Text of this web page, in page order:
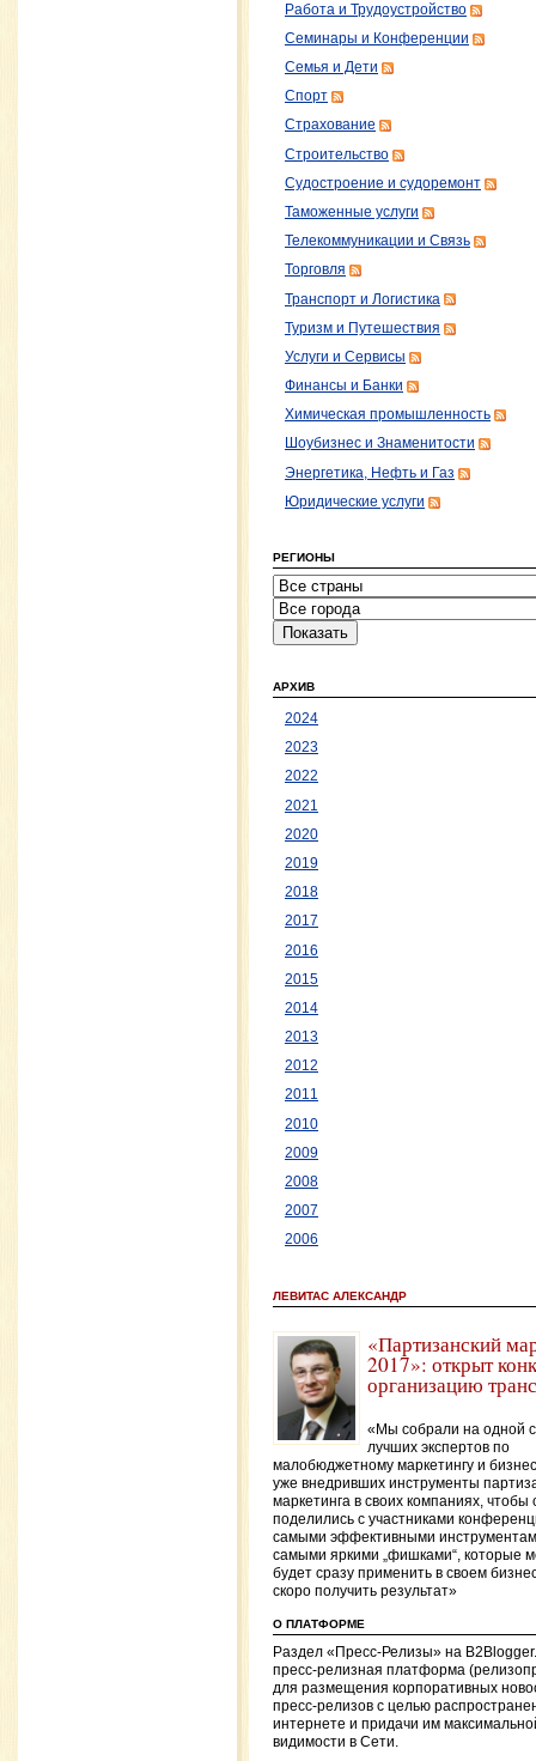
Работа и Трудоустройство
Семинары и Конференции
Семья и Дети
Спорт
Страхование
Строительство
Судостроение и судоремонт
Таможенные услуги
Телекоммуникации и Связь
Торговля
Транспорт и Логистика
Туризм и Путешествия
Услуги и Сервисы
Финансы и Банки
Химическая промышленность
Шоубизнес и Знаменитости
Энергетика, Нефть и Газ
Юридические услуги
РЕГИОНЫ
АРХИВ
2024
2023
2022
2021
2020
2019
2018
2017
2016
2015
2014
2013
2012
2011
2010
2009
2008
2007
2006
ЛЕВИТАС АЛЕКСАНДР
«Партизанский
2017»: открыт
организацию
«Мы собрали на одной
лучших экспертов по
малобюджетному маркетингу и
уже внедривших инструменты
маркетинга в своих компаниях, чтобы
поделились с участниками
самыми эффективными
самыми яркими „фишками“, которые
будет сразу применить в своем
скоро получить результат»
О ПЛАТФОРМЕ
Раздел «Пресс-Релизы» на
пресс-релизная платформа
для размещения корпоративных
пресс-релизов с целью
интернете и придачи им
видимости в Сети.